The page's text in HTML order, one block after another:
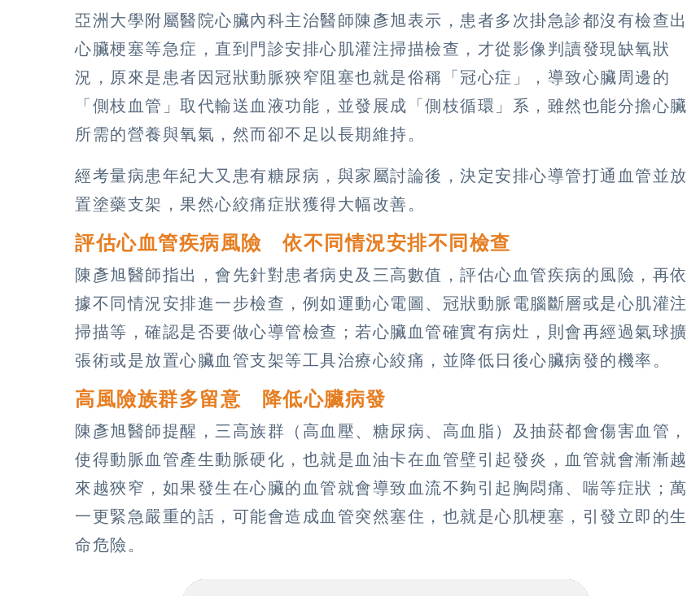
亞洲大學附屬醫院心臟內科主治醫師陳彥旭表示，患者多次掛急診都沒有檢查出
心臟梗塞等急症，直到門診安排心肌灌注掃描檢查，才從影像判讀發現缺氧狀
況，原來是患者因冠狀動脈狹窄阻塞也就是俗稱「冠心症」，導致心臟周邊的
「側枝血管」取代輸送血液功能，並發展成「側枝循環」系，雖然也能分擔心臟
所需的營養與氧氣，然而卻不足以長期維持。
經考量病患年紀大又患有糖尿病，與家屬討論後，決定安排心導管打通血管並放
置塗藥支架，果然心絞痛症狀獲得大幅改善。
評估心血管疾病風險 依不同情況安排不同檢查
陳彥旭醫師指出，會先針對患者病史及三高數值，評估心血管疾病的風險，再依
據不同情況安排進一步檢查，例如運動心電圖、冠狀動脈電腦斷層或是心肌灌注
掃描等，確認是否要做心導管檢查；若心臟血管確實有病灶，則會再經過氣球擴
張術或是放置心臟血管支架等工具治療心絞痛，並降低日後心臟病發的機率。
高風險族群多留意 降低心臟病發
陳彥旭醫師提醒，三高族群（高血壓、糖尿病、高血脂）及抽菸都會傷害血管，
使得動脈血管產生動脈硬化，也就是血油卡在血管壁引起發炎，血管就會漸漸越
來越狹窄，如果發生在心臟的血管就會導致血流不夠引起胸悶痛、喘等症狀；萬
一更緊急嚴重的話，可能會造成血管突然塞住，也就是心肌梗塞，引發立即的生
命危險。